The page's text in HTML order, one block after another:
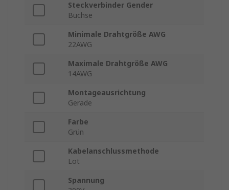
Steckverbinder Gender
Buchse
Minimale Drahtgröße AWG
22AWG
Maximale Drahtgröße AWG
14AWG
Montageausrichtung
Gerade
Farbe
Grün
Kabelanschlussmethode
Lot
Spannung